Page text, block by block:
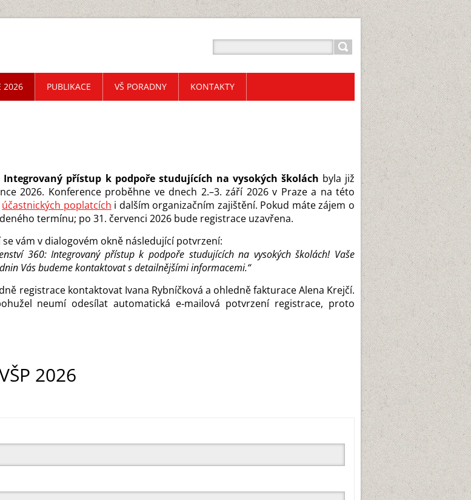
Integrovaný přístup k podpoře studujících na vysokých školách byla již
2026. Konference proběhne ve dnech 2.–3. září 2026 v Praze a na této
účastnických poplatcích i dalším organizačním zajištění. Pokud máte zájem o
termínu; po 31. červenci 2026 bude registrace uzavřena.
vám v dialogovém okně následující potvrzení:
360: Integrovaný přístup k podpoře studujících na vysokých školách! Vaše
Vás budeme kontaktovat s detailnějšími informacemi.“
registrace kontaktovat Ivana Rybníčková a ohledně fakturace Alena Krejčí.
neumí odesílat automatická e‑mailová potvrzení registrace, proto
2026
2026 PUBLIKACE VŠ PORADNY KONTAKTY